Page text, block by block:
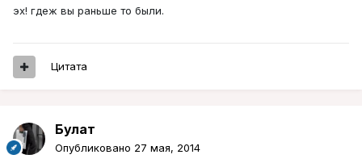
эх! гдеж вы раньше то были.
Цитата
Булат
Опубликовано 27 мая, 2014